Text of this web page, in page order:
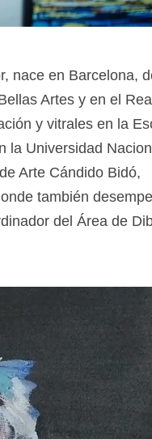
nace en Barcelona,
Artes y en el Real
y vitrales en la
la Universidad
Arte Cándido Bidó,
también
del Área de